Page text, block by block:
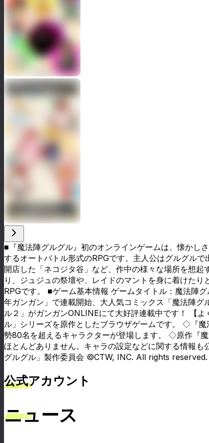
■『魔法陣グルグル』初のオンラインゲームは、懐かし
するオートバトル形式のRPGです。主人公はグルグル
開店した「ネコジタ谷」など、作中の様々な場所を想
り、ジュジュの祭壇や、レイドのマントを身に着けた
RPGです。 ■ゲーム基本情報 ゲームタイトル：魔法陣
年ガンガン」で連載開始、大人気コミックス「魔法陣
ル２」がガンガンONLINEにて大好評連載中です！ 【
ル」シリーズを原作としたブラウザゲームです。 ◇『
勢80名を超えるキャラクターが登場します。 ◇原作『
ほとんどありません。キャラの設定などに関する情報
グルグル」製作委員会 ©CTW, INC. All rights reserved.
公式アカウント
ニュース